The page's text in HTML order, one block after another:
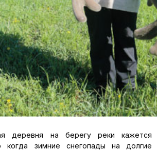
деревня на берегу реки кажется
зимние снегопады на долгие